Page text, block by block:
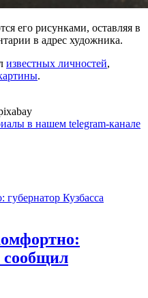
его рисунками, оставляя в
в адрес художника.
известных личностей,
.
в нашем telegram-канале
сообщил